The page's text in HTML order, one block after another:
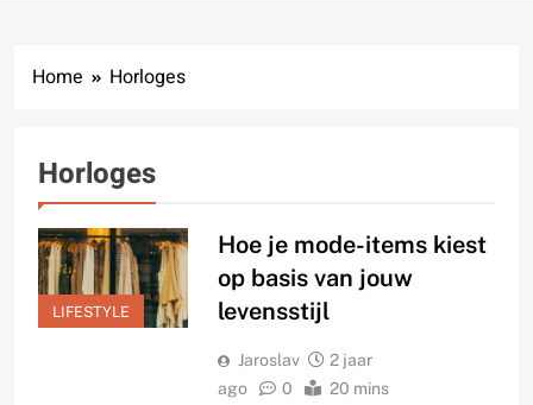
Home Horloges
Horloges
LIFESTYLE
Hoe je mode-items kiest
op basis van jouw
levensstijl
Jaroslav
2 jaar
ago
0 20 mins